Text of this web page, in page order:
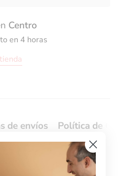
Centro
en 4 horas
de envíos Política de